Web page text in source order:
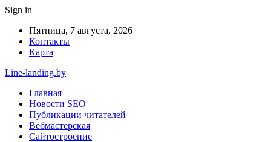
Sign in
Пятница, 7 августа, 2026
Контакты
Карта
Line-landing.by
Главная
Новости SEO
Публикации читателей
Вебмастерская
Сайтостроение